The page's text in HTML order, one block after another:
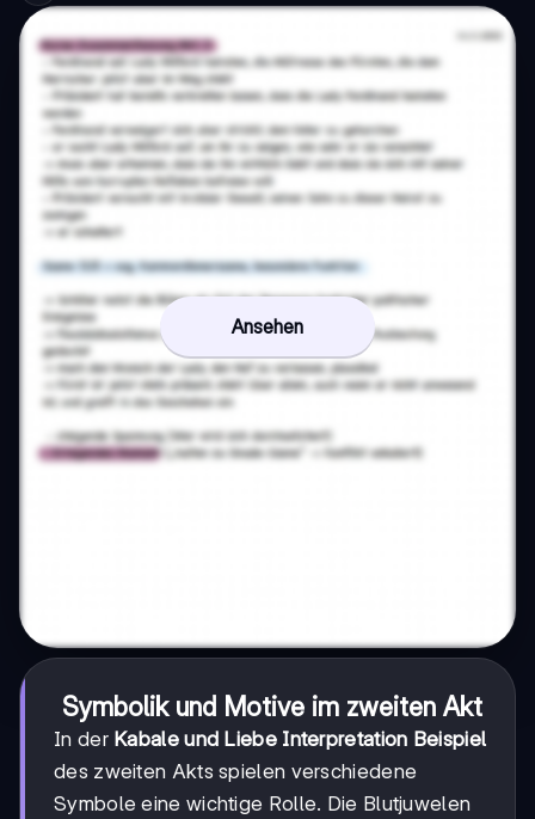
Ansehen
Symbolik und Motive im zweiten Akt
In der Kabale und Liebe Interpretation Beispiel
des zweiten Akts spielen verschiedene
Symbole eine wichtige Rolle. Die Blutjuwelen